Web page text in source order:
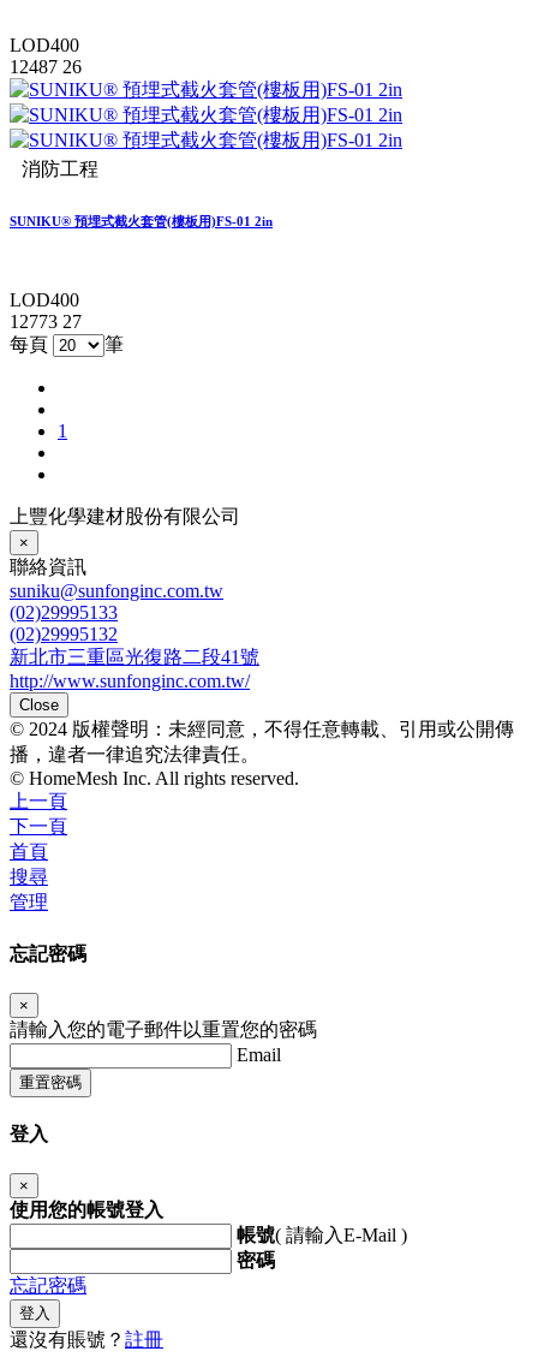
LOD400
12487 26
消防工程
SUNIKU® 預埋式截火套管(樓板用)FS-01 2in
LOD400
12773 27
每頁
筆
1
上豐化學建材股份有限公司
×
聯絡資訊
suniku@sunfonginc.com.tw
(02)29995133
(02)29995132
新北市三重區光復路二段41號
http://www.sunfonginc.com.tw/
Close
© 2024 版權聲明：未經同意，不得任意轉載、引用或公開傳
播，違者一律追究法律責任。
© HomeMesh Inc. All rights reserved.
上一頁
下一頁
首頁
搜尋
管理
忘記密碼
×
請輸入您的電子郵件以重置您的密碼
Email
重置密碼
登入
×
使用您的帳號登入
帳號( 請輸入E-Mail )
密碼
忘記密碼
登入
還沒有賬號？ 註冊